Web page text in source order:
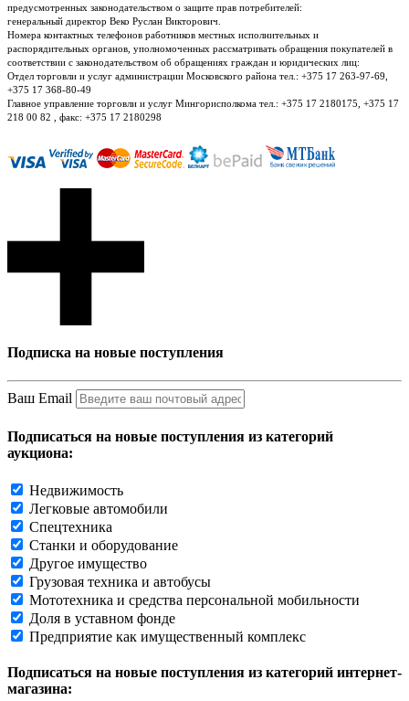
предусмотренных законодательством о защите прав потребителей:
генеральный директор Веко Руслан Викторович.
Номера контактных телефонов работников местных исполнительных и
распорядительных органов, уполномоченных рассматривать обращения покупателей в
соответствии с законодательством об обращениях граждан и юридических лиц:
Отдел торговли и услуг администрации Московского района тел.: +375 17 263-97-69,
+375 17 368-80-49
Главное управление торговли и услуг Мингорисполкома тел.: +375 17 2180175, +375 17
218 00 82 , факс: +375 17 2180298
Подписка на новые поступления
Ваш Email
Подписаться на новые поступления из категорий
аукциона:
Недвижимость
Легковые автомобили
Спецтехника
Станки и оборудование
Другое имущество
Грузовая техника и автобусы
Мототехника и средства персональной мобильности
Доля в уставном фонде
Предприятие как имущественный комплекс
Подписаться на новые поступления из категорий интернет-
магазина: